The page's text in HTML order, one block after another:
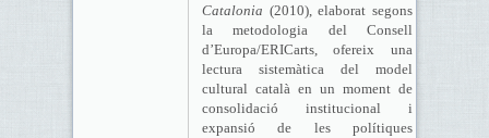
Catalonia (2010), elaborat segons
la metodologia del Consell
d’Europa/ERICarts, ofereix una
lectura sistemàtica del model
cultural català en un moment de
consolidació institucional i
expansió de les polítiques